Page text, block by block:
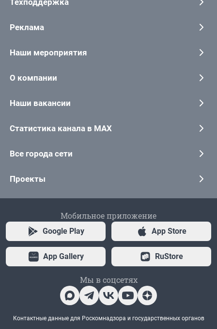
Техподдержка
Реклама
Наши мероприятия
О компании
Наши вакансии
Статистика канала в MAX
Все города сети
Проекты
Мобильное приложение
Google Play App Store
App Gallery RuStore
Мы в соцсетях
Контактные данные для Роскомнадзора и государственных органов